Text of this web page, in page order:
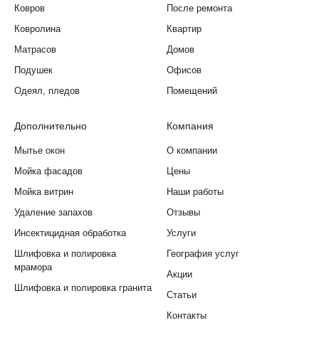
Ковров
Ковролина
Матрасов
Подушек
Одеял, пледов
После ремонта
Квартир
Домов
Офисов
Помещений
Дополнительно
Мытье окон
Мойка фасадов
Мойка витрин
Удаление запахов
Инсектицидная обработка
Шлифовка и полировка
мрамора
Шлифовка и полировка гранита
Компания
О компании
Цены
Наши работы
Отзывы
Услуги
География услуг
Акции
Статьи
Контакты